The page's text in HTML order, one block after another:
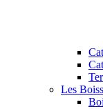
Les